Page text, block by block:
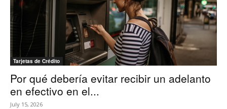
Tarjetas de Crédito
Por qué debería evitar recibir un adelanto
en efectivo en el...
July 15, 2026